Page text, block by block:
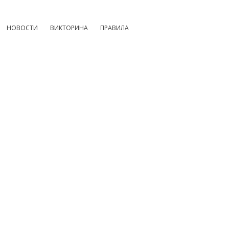
НОВОСТИ ВИКТОРИНА ПРАВИЛА